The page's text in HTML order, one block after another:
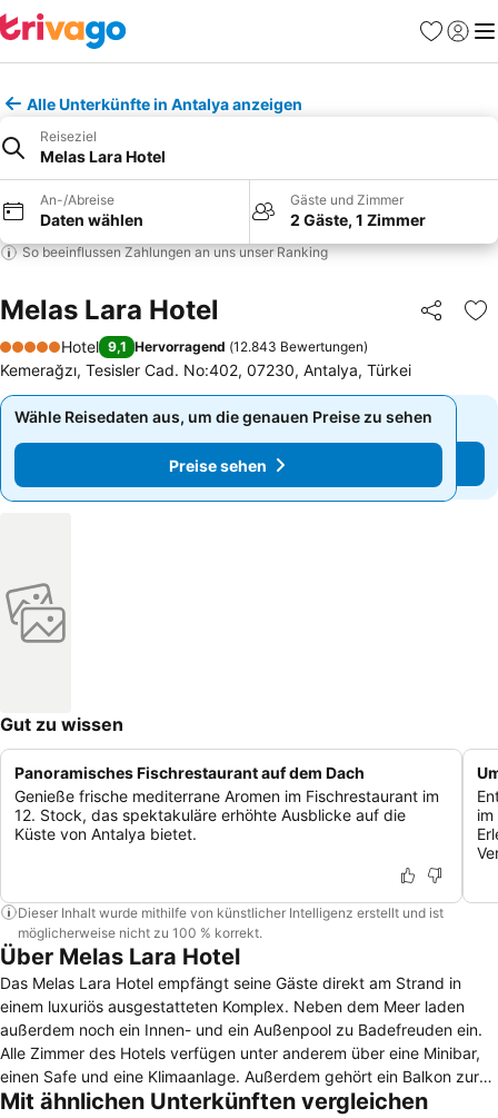
Favoriten
Alle Unterkünfte in Antalya anzeigen
Reiseziel
Melas Lara Hotel
An-/Abreise
Daten wählen
Gäste und Zimmer
2 Gäste, 1 Zimmer
So beeinflussen Zahlungen an uns unser Ranking
Melas Lara Hotel Teilen
5 Sterne
Hotel 9,1 Hervorragend (12.843 Bewertungen)
Kemerağzı, Tesisler Cad. No:402, 07230, Antalya, Türkei
Wähle Reisedaten aus, um die genauen Preise zu sehen
Preise sehen
Wähle Reisedaten aus, um die genauen Preise zu sehen
Preise sehen
Gut zu wissen
Panoramisches Fischrestaurant auf dem Dach
Genieße frische mediterrane Aromen im Fischrestaurant im
12. Stock, das spektakuläre erhöhte Ausblicke auf die
Küste von Antalya bietet.
Dieser Inhalt wurde mithilfe von künstlicher Intelligenz erstellt und ist
möglicherweise nicht zu 100 % korrekt.
Über Melas Lara Hotel
Das Melas Lara Hotel empfängt seine Gäste direkt am Strand in
einem luxuriös ausgestatteten Komplex. Neben dem Meer laden
außerdem noch ein Innen- und ein Außenpool zu Badefreuden ein.
Alle Zimmer des Hotels verfügen unter anderem über eine Minibar,
einen Safe und eine Klimaanlage. Außerdem gehört ein Balkon zur
Grundausstattung der Räume. In den Badezimmern befinden sich
Mit ähnlichen Unterkünften vergleichen